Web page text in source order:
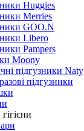
Huggies
Merries
GOO.N
Libero
Pampers
Moony
підгузники Naty
підгузники